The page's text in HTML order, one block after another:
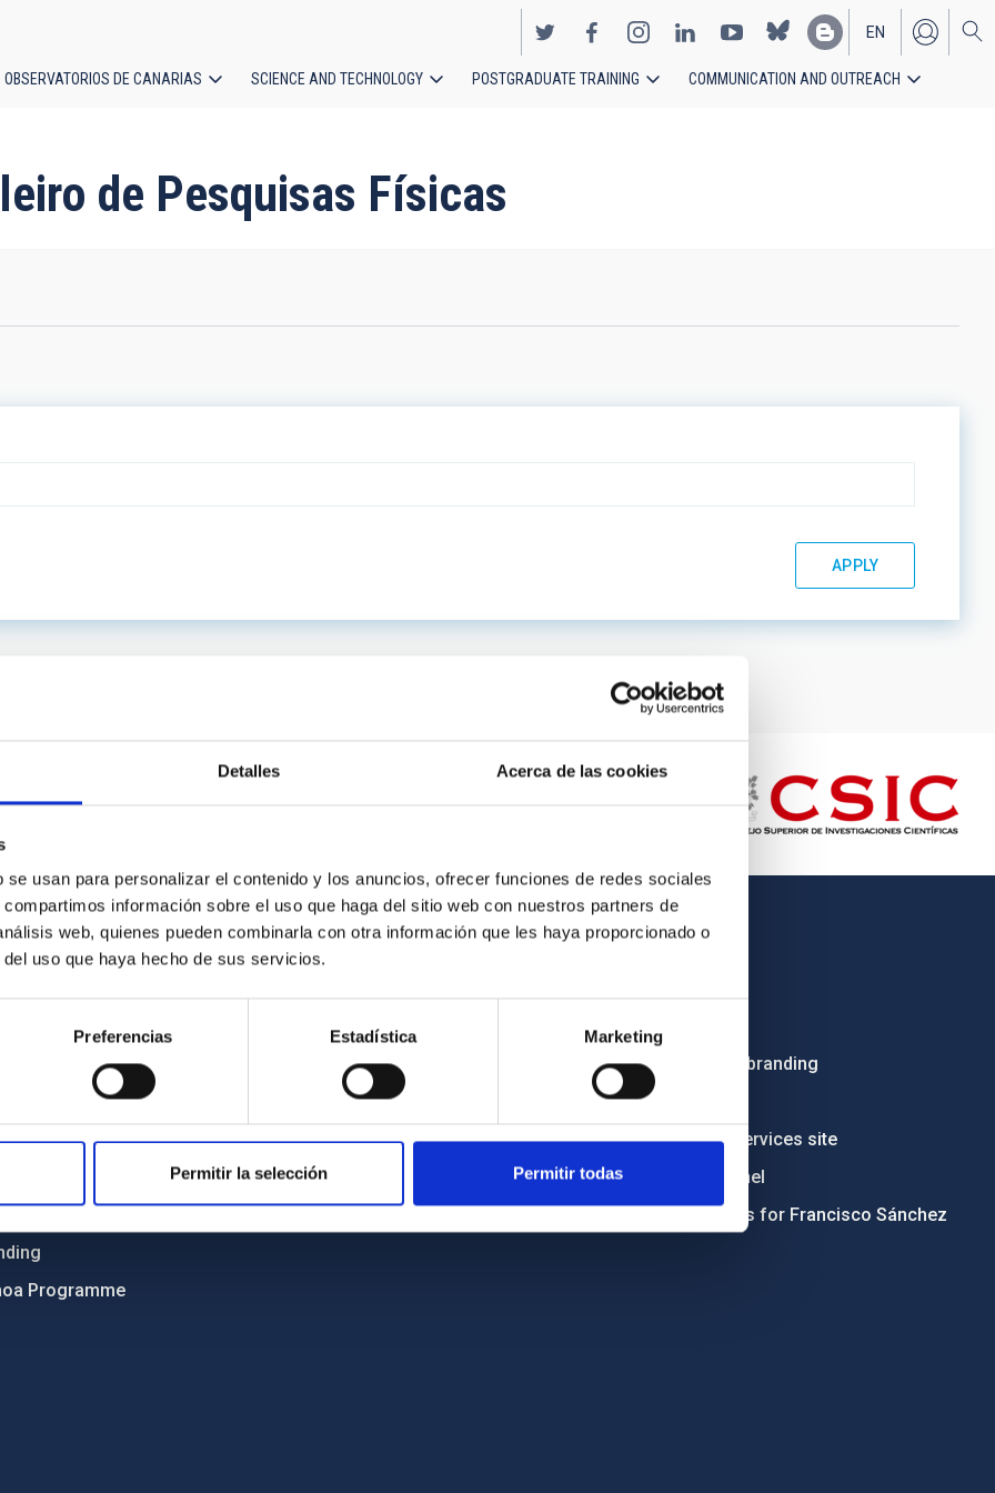
Detalles Acerca de las cookies
usan para personalizar el contenido y los anuncios, ofrecer funciones de redes sociales
información sobre el uso que haga del sitio web con nuestros partners de
web, quienes pueden combinarla con otra información que les haya proporcionado o
uso que haya hecho de sus servicios.
Preferencias Estadística Marketing
Permitir la selección Permitir todas
EN
ES
OBSERVATORIOS DE CANARIAS SCIENCE AND TECHNOLOGY POSTGRADUATE TRAINING COMMUNICATION AND OUTREACH
de Pesquisas Físicas
and anti-fraud policy
and diversity
and Sustainability
Programme
IAC PORTAL
Privacy policy
Legal notice
Cookies policy
Accessibility
OTHER LINKS
Institutional branding
RSS
Electronic services site
Ethics channel
Condolences for Francisco Sánchez